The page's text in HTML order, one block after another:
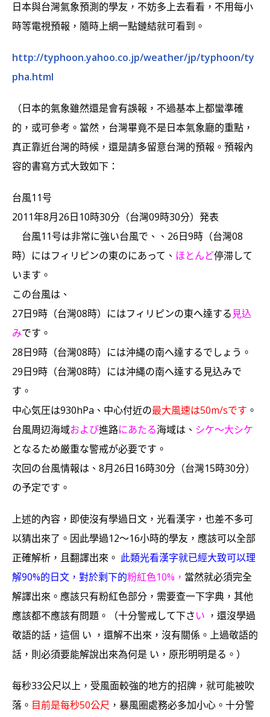
日本與台灣氣象預測的學友，不妨多上去看看，不用每小
時等電視預報，隨時上網一點鏈結就可看到。
http://typhoon.yahoo.co.jp/weather/jp/typhoon/ty
pha.html
（日本的氣象雖然還是會有誤報，不過基本上都蠻準確
的，或可參考。當然，台灣畢竟不是日本氣象廳的重點，
真正靠近台灣的時候，還是請多留意台灣的預報。預報內
容的書寫方式大致如下：
台風11号
2011年8月26日10時30分（台灣09時30分）発表
台風11号は非常に強い台風で、、26日9時（台灣08
時）にはフィリピンの東のにあって、 ほとんど停滞して
います。
この台風は、
27日9時（台灣08時）にはフィリピンの東へ達する 見込
みです。
28日9時（台灣08時）には沖縄の南へ達するでしょう。
29日9時（台灣08時）には沖縄の南へ達する見込みで
す。
中心気圧は930hPa、中心付近の最大風速は50m/sです 。
台風周辺海域および進路にあたる海域は、 シケ～大シケ
となるため厳重な警戒が必要です。
次回の台風情報は、8月26日16時30分（台灣15時30分）
の予定です。
上述的內容，即使沒有學過日文，光看漢字，也差不多可
以猜出來了。因此學過12～16小時的學友，應該可以全部
正確解析，且翻譯出來。 此類光看漢字就已經大致可以理
解90%的日文，對於剩下的粉紅色10%， 當然就必須完全
解譯出來。 應該只有粉紅色部分，需要查一下字典，其他
應該都不應該有問題。（十分警戒して下さい ，還沒學過
敬語的話，這個 い ，還解不出來，沒有關係。上過敬語的
話，則必須要能解說出來為何是 い，原形明明是る。）
每秒33公尺以上，受風面較強的地方的招牌，就可能被吹
落。 目前是每秒50公尺 ，暴風圈處務必多加小心。 十分警